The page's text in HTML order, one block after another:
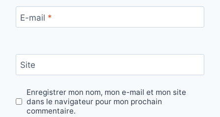
E-mail *
Site
Enregistrer mon nom, mon e-mail et mon site
dans le navigateur pour mon prochain
commentaire.